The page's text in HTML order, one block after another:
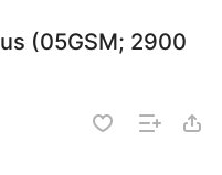
(05GSM; 2900